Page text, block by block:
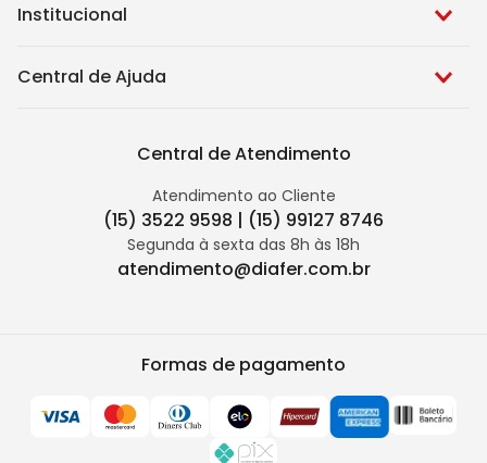
Institucional
Central de Ajuda
Central de Atendimento
Atendimento ao Cliente
(15) 3522 9598 | (15) 99127 8746
Segunda à sexta das 8h às 18h
atendimento@diafer.com.br
Formas de pagamento